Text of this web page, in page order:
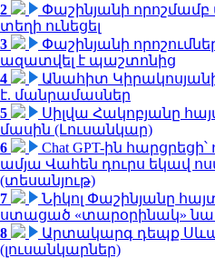
2
Փաշինյանի
տեղի ունեցել
3
Փաշինյանի
ազատվել է պաշտոնից
4
Անահիտ
է. մանրամասներ
5
Սիլվա Հակոբյանը
մասին (Լուսանկար)
6
Chat GPT-ին
ամյա Վահեն դուրս եկավ
(տեսանյութ)
7
Նիկոլ Փաշինյանը
ստացած «տարօրինակ»
8
Արտակարգ դեպք
(լուսանկարներ)